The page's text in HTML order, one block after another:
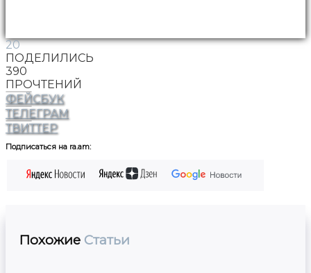
20
ПОДЕЛИЛИСЬ
390
ПРОЧТЕНИЙ
ФЕЙСБУК
ТЕЛЕГРАМ
ТВИТТЕР
Подписаться на ra.am:
Похожие Статьи